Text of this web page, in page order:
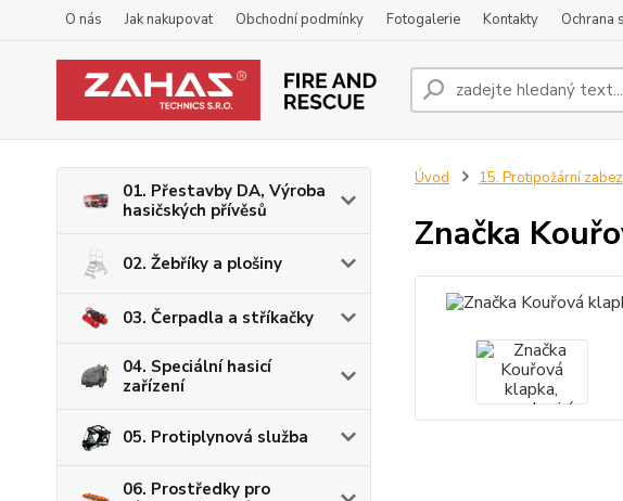
O nás Jak nakupovat Obchodní podmínky Fotogalerie Kontakty Ochrana
01. Přestavby DA, Výroba
hasičských přívěsů
02. Žebříky a plošiny
03. Čerpadla a stříkačky
04. Speciální hasicí
zařízení
05. Protiplynová služba
06. Prostředky pro
Úvod 15. Protipožární
Značka